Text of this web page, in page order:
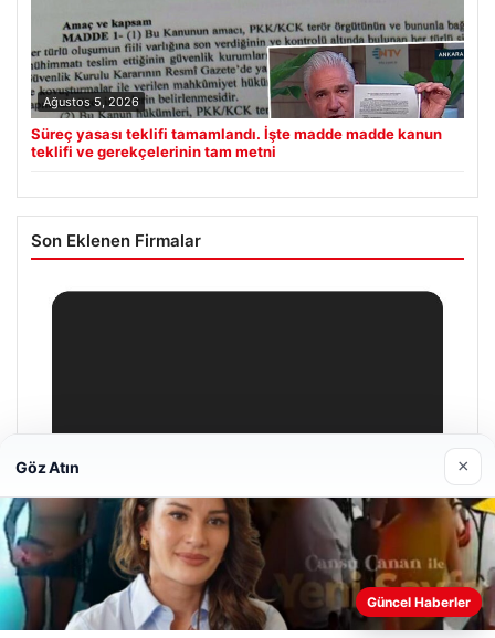
Ağustos 5, 2026
Süreç yasası teklifi tamamlandı. İşte madde madde kanun
teklifi ve gerekçelerinin tam metni
Son Eklenen Firmalar
Web sitemizi nasıl kullandığınızı daha iyi anlayabilmek,
deneyiminizi kişiselleştirmek ve geliştirmek amacıyla çerezler
Göz Atın ×
Güncel Haberler